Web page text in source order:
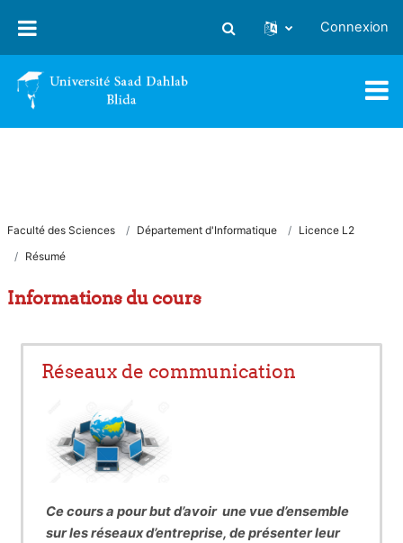
Activer/désactiver la saisie
Connexion
Faculté des Sciences Département d'Informatique
Licence L2
Résumé
Informations du cours
Réseaux de communication
Ce cours a pour but d’avoir une vue d’ensemble
sur les réseaux d’entreprise, de présenter leur